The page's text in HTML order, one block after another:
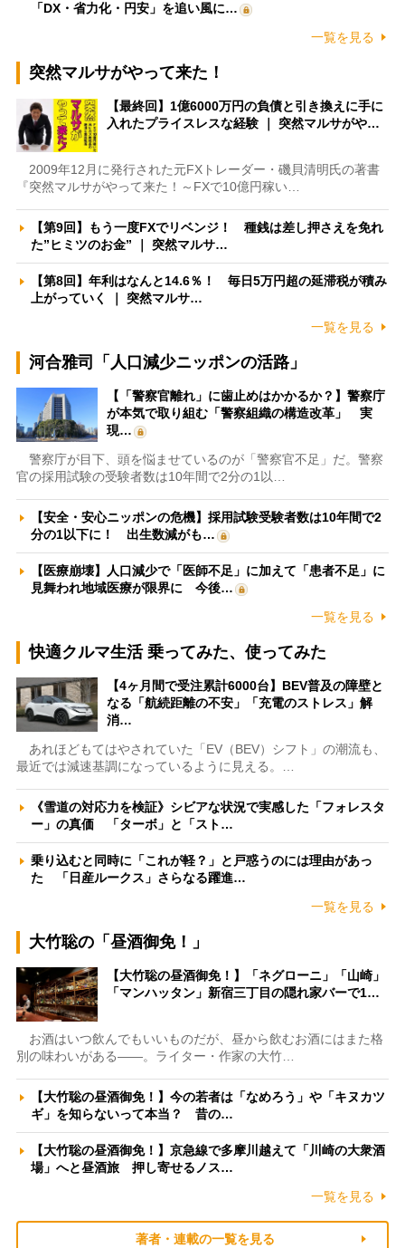
「DX・省力化・円安」を追い風に…
一覧を見る
突然マルサがやって来た！
【最終回】1億6000万円の負債と引き換えに手に
入れたプライスレスな経験 ｜ 突然マルサがや…
2009年12月に発行された元FXトレーダー・磯貝清明氏の著書
『突然マルサがやって来た！～FXで10億円稼い…
【第9回】もう一度FXでリベンジ！ 種銭は差し押さえを免れ
た”ヒミツのお金” ｜ 突然マルサ…
【第8回】年利はなんと14.6％！ 毎日5万円超の延滞税が積み
上がっていく ｜ 突然マルサ…
一覧を見る
河合雅司「人口減少ニッポンの活路」
【「警察官離れ」に歯止めはかかるか？】警察庁
が本気で取り組む「警察組織の構造改革」 実
現…
警察庁が目下、頭を悩ませているのが「警察官不足」だ。警察
官の採用試験の受験者数は10年間で2分の1以…
【安全・安心ニッポンの危機】採用試験受験者数は10年間で2
分の1以下に！ 出生数減がも…
【医療崩壊】人口減少で「医師不足」に加えて「患者不足」に
見舞われ地域医療が限界に 今後…
一覧を見る
快適クルマ生活 乗ってみた、使ってみた
【4ヶ月間で受注累計6000台】BEV普及の障壁と
なる「航続距離の不安」「充電のストレス」解
消…
あれほどもてはやされていた「EV（BEV）シフト」の潮流も、
最近では減速基調になっているように見える。…
《雪道の対応力を検証》シビアな状況で実感した「フォレスタ
ー」の真価 「ターボ」と「スト…
乗り込むと同時に「これが軽？」と戸惑うのには理由があっ
た 「日産ルークス」さらなる躍進…
一覧を見る
大竹聡の「昼酒御免！」
【大竹聡の昼酒御免！】「ネグローニ」「山崎」
「マンハッタン」新宿三丁目の隠れ家バーで1…
お酒はいつ飲んでもいいものだが、昼から飲むお酒にはまた格
別の味わいがある――。ライター・作家の大竹…
【大竹聡の昼酒御免！】今の若者は「なめろう」や「キヌカツ
ギ」を知らないって本当？ 昔の…
【大竹聡の昼酒御免！】京急線で多摩川越えて「川崎の大衆酒
場」へと昼酒旅 押し寄せるノス…
一覧を見る
著者・連載の一覧を見る